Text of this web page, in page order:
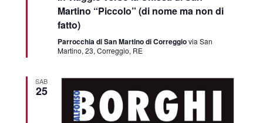
Martino “Piccolo” (di nome ma non di
fatto)
Parrocchia di San Martino di Correggiovia San
Martino, 23, Correggio, RE
SAB
25